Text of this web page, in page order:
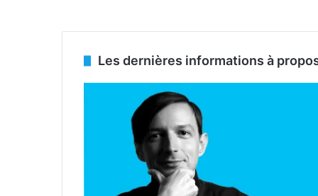
Les dernières informations à